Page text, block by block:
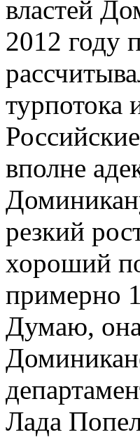
властей
2012 году
турпотока
вполне
резкий
хороший
примерно
Думаю, она
Лада